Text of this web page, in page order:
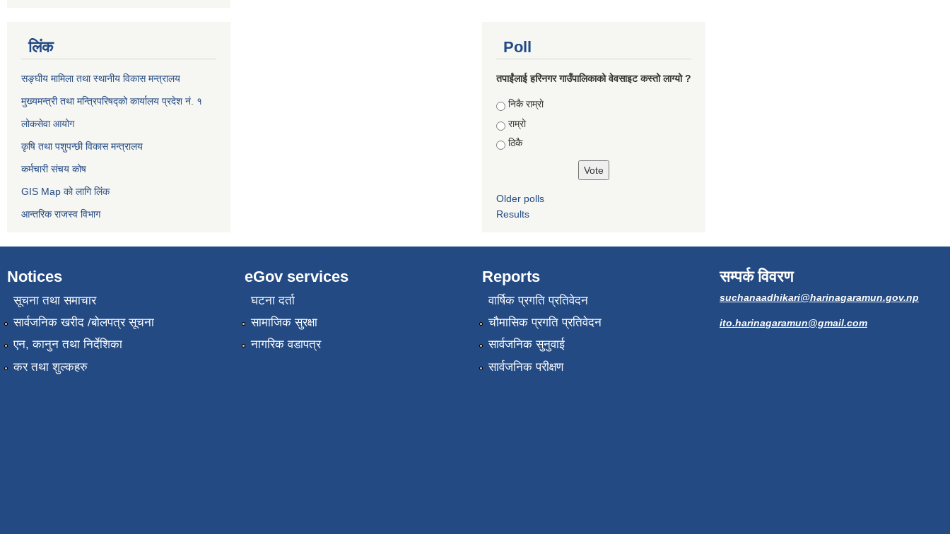
लिंक
सङ्घीय मामिला तथा स्थानीय विकास मन्त्रालय
मुख्यमन्त्री तथा मन्त्रिपरिषद्को कार्यालय प्रदेश नं. १
लोकसेवा आयोग ​​​​
कृषि तथा पशुपन्छी विकास मन्त्रालय
कर्मचारी संचय कोष
GIS Map को लागि लिंक
आन्तरिक राजस्व विभाग
Poll
तपाईंलाई हरिनगर गाउँपालिकाको वेवसाइट कस्तो लाग्यो ?
Choices
निकै राम्राे
राम्राे
ठिकै
Older polls
Results
Notices
सूचना तथा समाचार
सार्वजनिक खरीद /बोलपत्र सूचना
एन, कानुन तथा निर्देशिका
कर तथा शुल्कहरु
eGov services
घटना दर्ता
सामाजिक सुरक्षा
नागरिक वडापत्र
Reports
वार्षिक प्रगति प्रतिवेदन
चौमासिक प्रगति प्रतिवेदन
सार्वजनिक सुनुवाई
सार्वजनिक परीक्षण
सम्पर्क विवरण
suchanaadhikari@harinagaramun.gov.np
ito.harinagaramun@gmail.com